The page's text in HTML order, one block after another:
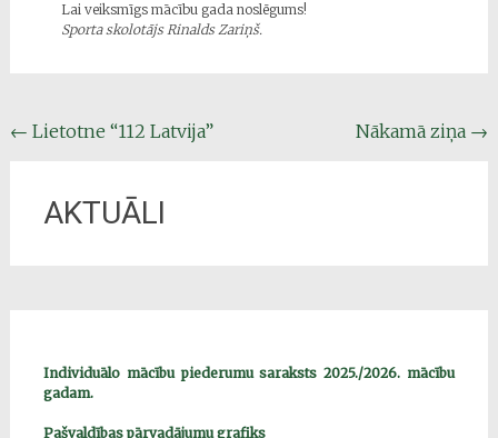
Lai veiksmīgs mācību gada noslēgums!
Sporta skolotājs Rinalds Zariņš.
Post
← Lietotne “112 Latvija” Nākamā ziņa →
AKTUĀLI
Individuālo mācību piederumu saraksts 2025./2026. mācību
gadam.
Pašvaldības pārvadājumu grafiks